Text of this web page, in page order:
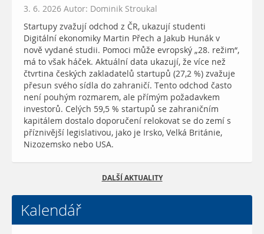
3. 6. 2026 Autor: Dominik Stroukal
Startupy zvažují odchod z ČR, ukazují studenti
Digitální ekonomiky Martin Přech a Jakub Hunák v
nově vydané studii. Pomoci může evropský „28. režim“,
má to však háček. Aktuální data ukazují, že více než
čtvrtina českých zakladatelů startupů (27,2 %) zvažuje
přesun svého sídla do zahraničí. Tento odchod často
není pouhým rozmarem, ale přímým požadavkem
investorů. Celých 59,5 % startupů se zahraničním
kapitálem dostalo doporučení relokovat se do zemí s
příznivější legislativou, jako je Irsko, Velká Británie,
Nizozemsko nebo USA.
DALŠÍ AKTUALITY
Kalendář